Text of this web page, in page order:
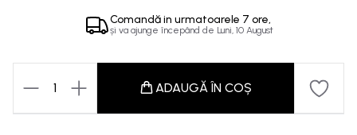
Comandă in urmatoarele 7 ore,
și va ajunge începând de Luni, 10 August
1 ADAUGĂ ÎN COȘ